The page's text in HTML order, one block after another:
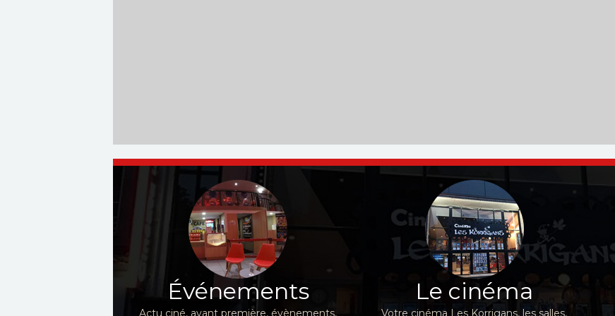
Événements
Actu ciné, avant première, évènements,
Le cinéma
Votre cinéma Les Korrigans, les salles,